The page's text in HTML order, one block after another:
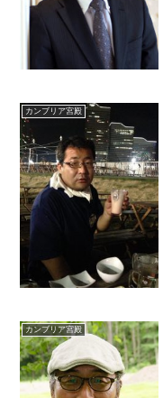
カンブリア宮殿
カンブリア宮殿